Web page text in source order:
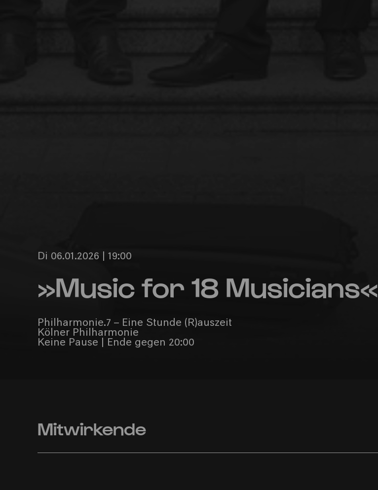
Di 06.01.2026 | 19:00
»Music for 18 Musicians«
Philharmonie.7 – Eine Stunde (R)auszeit
Kölner Philharmonie
Keine Pause | Ende gegen 20:00
Mitwirkende